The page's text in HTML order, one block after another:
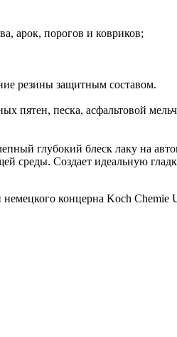
арок, порогов и ковриков;
резины защитным составом.
пятен, песка, асфальтовой
глубокий блеск лаку на
среды. Создает идеальную
концерна Koch Chemie